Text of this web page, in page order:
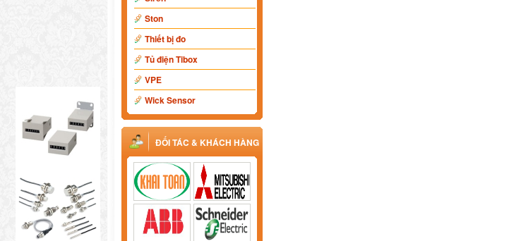
Ston
Thiết bị đo
Tủ điện Tibox
VPE
Wick Sensor
ĐỐI TÁC & KHÁCH HÀNG